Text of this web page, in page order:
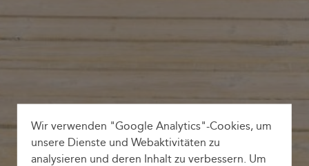
Wir verwenden "Google Analytics"-Cookies, um
unsere Dienste und Webaktivitäten zu
analysieren und deren Inhalt zu verbessern. Um